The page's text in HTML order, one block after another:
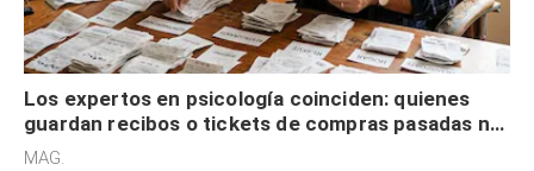
Los expertos en psicología coinciden: quienes
guardan recibos o tickets de compras pasadas no
son acumuladores, sino que tienen necesidad de
MAG.